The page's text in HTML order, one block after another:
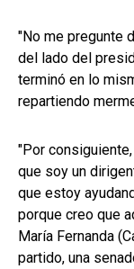
"No me pregunte
del lado del
terminó en lo
repartiendo
"Por
que soy un
que estoy
porque creo que
María Fernanda
partido, una